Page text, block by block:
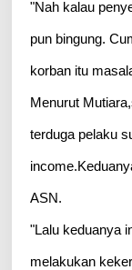
"Nah kalau
pun bingung.
korban itu
Menurut
terduga pelaku
ASN.
"Lalu keduanya
melakukan